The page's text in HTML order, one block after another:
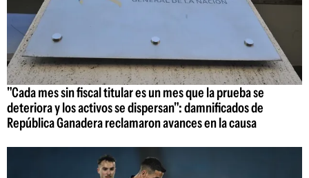
"Cada mes sin fiscal titular es un mes que la prueba se
deteriora y los activos se dispersan": damnificados de
República Ganadera reclamaron avances en la causa